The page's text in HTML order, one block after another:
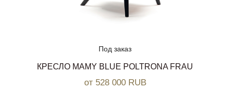
Под заказ
КРЕСЛО MAMY BLUE POLTRONA FRAU
от 528 000 RUB